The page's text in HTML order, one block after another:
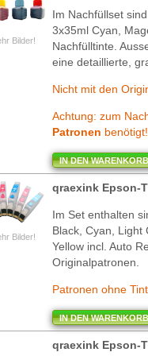
Bilder!
Im Nachfüllset
3x35ml Cyan,
Nachfülltinte.
eine detaillierte,
Nicht mit den
Achtung: zum
Patronen benötigt!
IN DEN WARENKORB
Bilder!
qraexink Epson-
Im Set enthalten
Black, Cyan, Light
Yellow incl. Auto
Originalpatronen.
Patronen ohne
IN DEN WARENKORB
qraexink Epson-